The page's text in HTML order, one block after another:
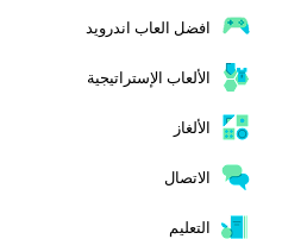
افضل العاب اندرويد
الألعاب الإستراتيجية
الألغاز
الاتصال
التعليم